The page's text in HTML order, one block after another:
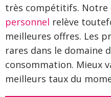
très compétitifs. Notre
personnel relève
meilleures offres. Les
rares dans le domaine
consommation. Mieux
meilleurs taux du